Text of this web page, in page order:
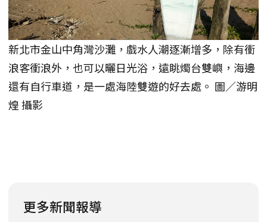
新北市金山中角灣沙灘，戲水人潮逐漸增多，除有衝
浪客衝浪外，也可以曬日光浴，遠眺燭台雙嶼，海邊
還有自行車道，是一處海陸雙遊的好去處。 圖／游明
煌 攝影
更多新聞報導